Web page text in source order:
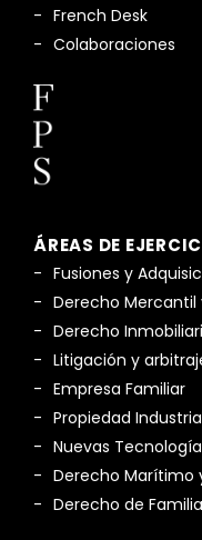
French Desk
Colaboraciones
ÁREAS DE
Fusiones y
Derecho Mercantil
Derecho
Litigación y
Empresa Familiar
Propiedad
Nuevas
Derecho Marítimo
Derecho de Familia